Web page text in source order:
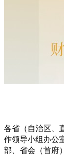
各省（自治区、
作领导小组办公
部、省会（首府